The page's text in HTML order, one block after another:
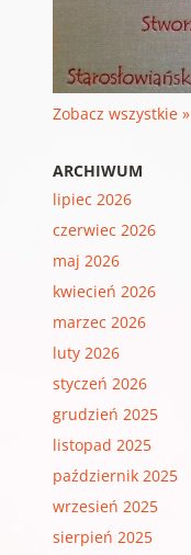
Zobacz wszystkie »
ARCHIWUM
lipiec 2026
czerwiec 2026
maj 2026
kwiecień 2026
marzec 2026
luty 2026
styczeń 2026
grudzień 2025
listopad 2025
październik 2025
wrzesień 2025
sierpień 2025